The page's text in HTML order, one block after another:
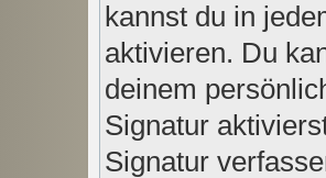
kannst du in
aktivieren. Du
deinem
Signatur
Signatur